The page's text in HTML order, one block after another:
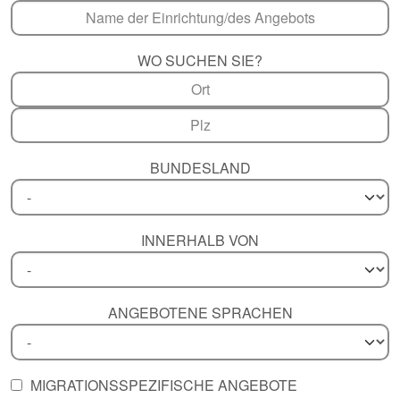
WO SUCHEN SIE?
BUNDESLAND
INNERHALB VON
ANGEBOTENE SPRACHEN
MIGRATIONSSPEZIFISCHE ANGEBOTE